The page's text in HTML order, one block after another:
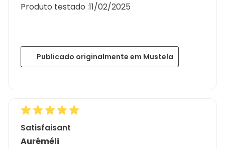
Produto testado :11/02/2025
Publicado originalmente em Mustela
Satisfaisant
Auréméli